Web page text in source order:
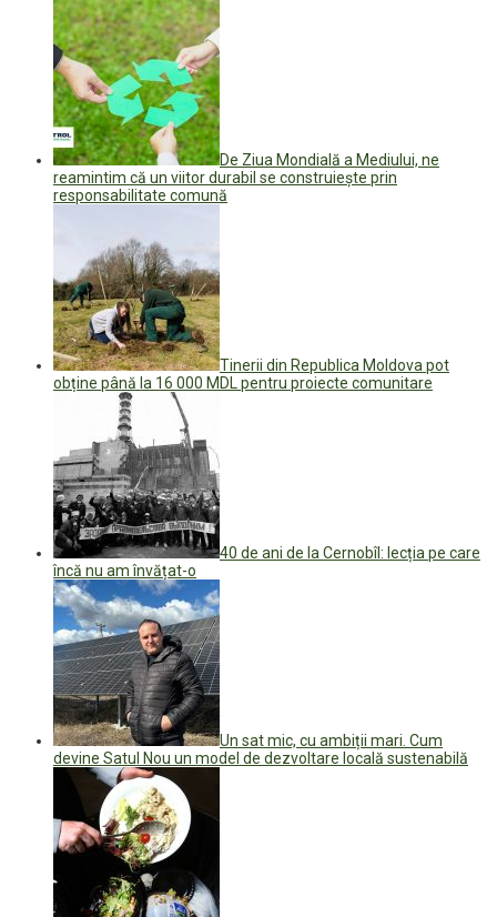
De Ziua Mondială a Mediului, ne
reamintim că un viitor durabil se construiește prin
responsabilitate comună
Tinerii din Republica Moldova pot
obține până la 16 000 MDL pentru proiecte comunitare
40 de ani de la Cernobîl: lecția pe care
încă nu am învățat-o
Un sat mic, cu ambiții mari. Cum
devine Satul Nou un model de dezvoltare locală sustenabilă